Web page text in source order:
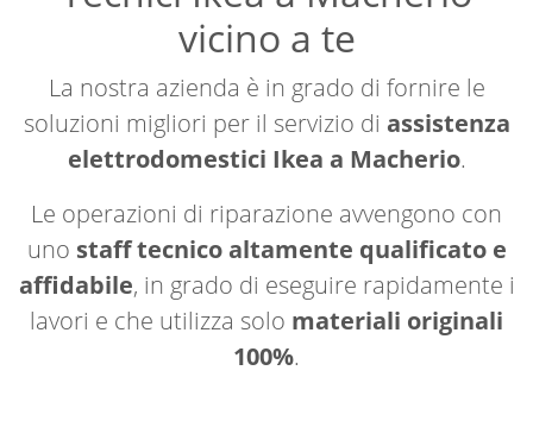
vicino a te
La nostra azienda è in grado di fornire le
soluzioni migliori per il servizio di assistenza
elettrodomestici Ikea a Macherio.
Le operazioni di riparazione avvengono con
uno staff tecnico altamente qualificato e
affidabile, in grado di eseguire rapidamente i
lavori e che utilizza solo materiali originali
100%.